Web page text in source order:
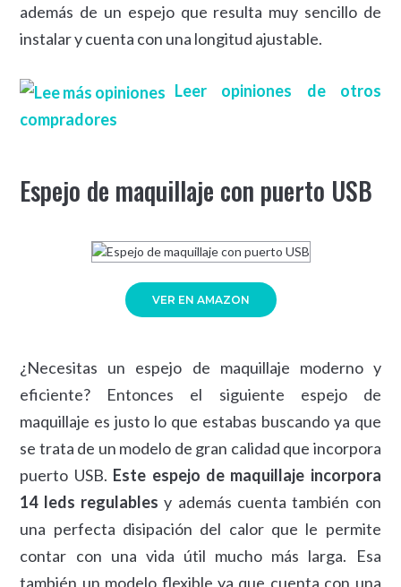
además de un espejo que resulta muy sencillo de
instalar y cuenta con una longitud ajustable.
Leer opiniones de otros
compradores
Espejo de maquillaje con puerto USB
VER EN AMAZON
¿Necesitas un espejo de maquillaje moderno y
eficiente? Entonces el siguiente espejo de
maquillaje es justo lo que estabas buscando ya que
se trata de un modelo de gran calidad que incorpora
puerto USB. Este espejo de maquillaje incorpora
14 leds regulablesy además cuenta también con
una perfecta disipación del calor que le permite
contar con una vida útil mucho más larga. Esa
también un modelo flexible ya que cuenta con una